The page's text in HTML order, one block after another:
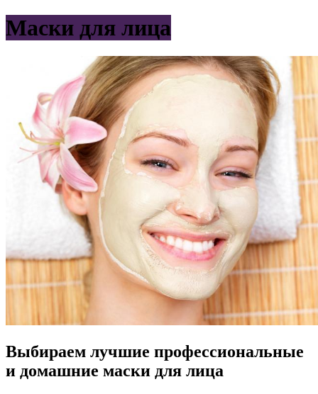
Маски для лица
Выбираем лучшие профессиональные
и домашние маски для лица